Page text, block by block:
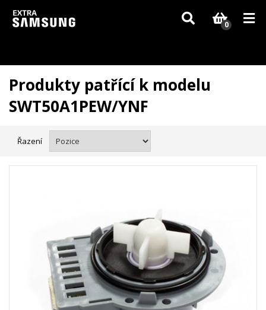
Vzhledem k aktuální situaci se může dodání dílů, které nejsou skladem,
zpozdit. Děkujeme za pochopení.
0
Produkty patřící k modelu
SWT50A1PEW/YNF
Řazení